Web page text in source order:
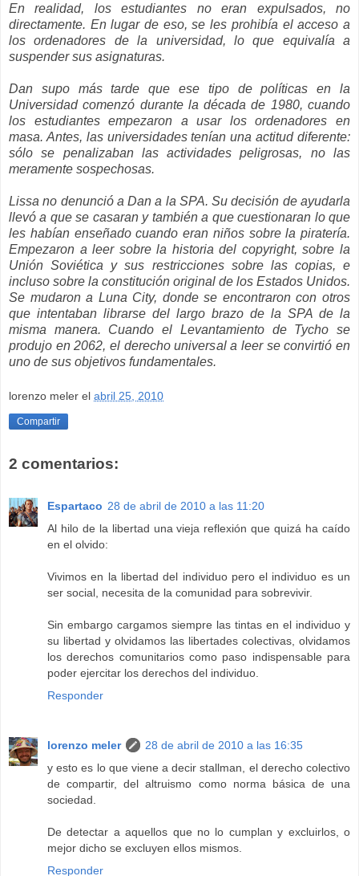
En realidad, los estudiantes no eran expulsados, no
directamente. En lugar de eso, se les prohibía el acceso a
los ordenadores de la universidad, lo que equivalía a
suspender sus asignaturas.
Dan supo más tarde que ese tipo de políticas en la
Universidad comenzó durante la década de 1980, cuando
los estudiantes empezaron a usar los ordenadores en
masa. Antes, las universidades tenían una actitud diferente:
sólo se penalizaban las actividades peligrosas, no las
meramente sospechosas.
Lissa no denunció a Dan a la SPA. Su decisión de ayudarla
llevó a que se casaran y también a que cuestionaran lo que
les habían enseñado cuando eran niños sobre la piratería.
Empezaron a leer sobre la historia del copyright, sobre la
Unión Soviética y sus restricciones sobre las copias, e
incluso sobre la constitución original de los Estados Unidos.
Se mudaron a Luna City, donde se encontraron con otros
que intentaban librarse del largo brazo de la SPA de la
misma manera. Cuando el Levantamiento de Tycho se
produjo en 2062, el derecho universal a leer se convirtió en
uno de sus objetivos fundamentales.
lorenzo meler el abril 25, 2010
Compartir
2 comentarios:
Espartaco 28 de abril de 2010 a las 11:20
Al hilo de la libertad una vieja reflexión que quizá ha caído
en el olvido:
Vivimos en la libertad del individuo pero el individuo es un
ser social, necesita de la comunidad para sobrevivir.
Sin embargo cargamos siempre las tintas en el individuo y
su libertad y olvidamos las libertades colectivas, olvidamos
los derechos comunitarios como paso indispensable para
poder ejercitar los derechos del individuo.
Responder
lorenzo meler
28 de abril de 2010 a las 16:35
y esto es lo que viene a decir stallman, el derecho colectivo
de compartir, del altruismo como norma básica de una
sociedad.
De detectar a aquellos que no lo cumplan y excluirlos, o
mejor dicho se excluyen ellos mismos.
Responder